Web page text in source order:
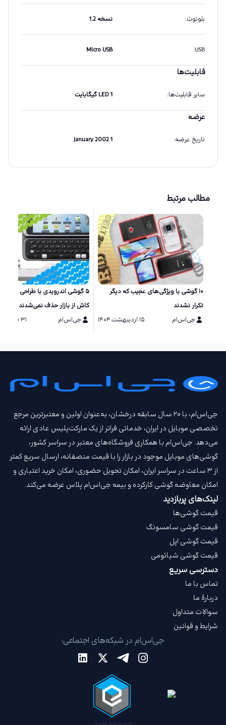
بلوتوث: نسخه 1.2
USB
:
Micro USB
قابلیت‌ها
سایر قابلیت‌ها: LED 1 گیگابایت
عرضه
تاریخ عرضه:
1 January 2002
مطالب مرتبط
۱۰ گوشی‌ با ویژگی‌های عجیب که دیگر
تکرار نشدند
جی‌اس‌ام
۱۵ اردیبهشت ۱۴۰۴
۵ گوشی اندرویدی با طراحی خاص
کاش از بازار حذف نمی‌شدند
جی‌اس‌ام
۳۱ فروردین ۱۴۰۴
جی‌اس‌ام، با ۲۰ سال سابقه درخشان، به‌عنوان اولین و معتبرترین مرجع
تخصصی موبایل در ایران، خدماتی فراتر از یک مارکت‌پلیس عادی ارائه
می‌دهد. جی‌اس‌ام با همکاری فروشگاه‌های معتبر در سراسر کشور،
گوشی‌های موبایل موجود در بازار را با قیمت‌ منصفانه، ارسال سریع کمتر
از ۳ ساعت در سراسر ایران، امکان تحویل حضوری، امکان خرید اعتباری و
امکان معاوضه گوشی کارکرده و بیمه جی‌اس‌ام‌ پلاس عرضه می‌کند.
لینک‌های پربازدید
قیمت گوشی‌ها
قیمت گوشی سامسونگ
قیمت گوشی اپل
قیمت گوشی شیائومی
دسترسی سریع
تماس با ما
دربارهٔ ما
سوالات متداول
شرایط و قوانین
جی‌اس‌ام در شبکه‌های اجتماعی: